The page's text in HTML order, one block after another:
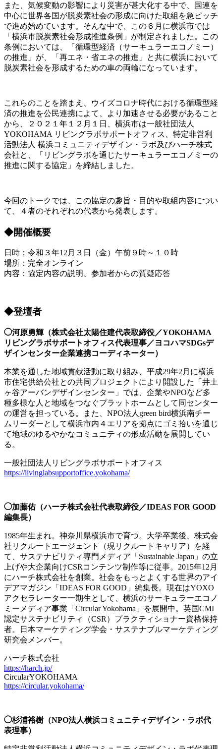
また、気候変動の影響により災害が甚大化する中で、国連を
中心に世界各国が脱炭素社会の形成に向けた取組を急ピッチ
で進め始めています。そんな中で、この６月に横浜市では
「横浜市脱炭素社会形成推進条例」が制定されました。この
条例においては、「循環型経済（サーキュラーエコノミー）
の推進」が、「再エネ・省エネの推進」と共に横浜において
脱炭素社会を形成するための車の両輪になっています。
これらのことを踏まえ、ウイズコロナ時代における循環型経
済の推進を公民連携によて、より加速させる必要があること
から、２０２１年１２月１日、横浜市は一般社団法人
YOKOHAMA リビングラボサポートオフィス、特定非営利
活動法人 横浜コミュニティデザイン・ラボ及びハーチ株式
会社と、「リビングラボを通じたサーキュラーエコノミーの
推進に関する協定」を締結しました。
今回のトークでは、この協定の趣旨・目的や取組内容につい
て、４者のそれぞれの代表から発表します。
◆開催概要
日時：令和３年12月３日（金）午前９時～１０時
場所：完全オンライン
内容：協定内容の説明、参加者からの質疑応答
◆登壇者
◯河原勇輝（株式会社太陽住建代表取締役／YOKOHAMA
リビングラボサポートオフィス代表理事／ヨコハマSDGsデ
ザインセンター企業連携コーディネーター）
本業を通した地域貢献活動に取り組み、平成29年2月に横浜
市住宅供給公社との共同プロジェクトにより開設した「井⼟
ヶ⾕アーバンデザインセンター」では、企業やNPOなど多
種多様な人と地域をつなぐプラットホームとして同センター
の運営を担っている。また、NPO法人green bird横浜南チー
ムリーダーとして横浜市内４エリアを拠点にゴミ拾いを通じ
て地域のゆるやかなコミュニティの形成活動を展開してい
る。
一般社団法人リビングラボサポートオフィス
https://livinglabsupportoffice.yokohama/
◯加藤佑（ハーチ株式会社代表取締役／IDEAS FOR GOOD
編集長）
1985年生まれ。神奈川県横浜市で育つ。大学卒業後、株式会
社リクルートエージェント（現リクルートキャリア）を経
て、サステナビリティ専門メディア「Sustainable Japan」の立
上げや大企業向けCSRコンテンツ制作等に従事。2015年12月
にハーチ株式会社を創業。社会をもっとよくする世界のアイ
デアマガジン「IDEAS FOR GOOD」編集長。現在はYOXO
アクセラレーター一期生として、横浜のサーキュラーエコノ
ミーメディア事業「Circular Yokohama」を展開中。英国CMI
認定サステナビリティ（CSR）プラクティショナー資格保持
者。日本マーケティング学会・サステナブルマーケティング
研究会メンバー。
ハーチ株式会社
https://harch.jp/
CircularYOKOHAMA
https://circular.yokohama/
◯杉浦裕樹（NPO法人横浜コミュニティデザイン・ラボ代
表理事）